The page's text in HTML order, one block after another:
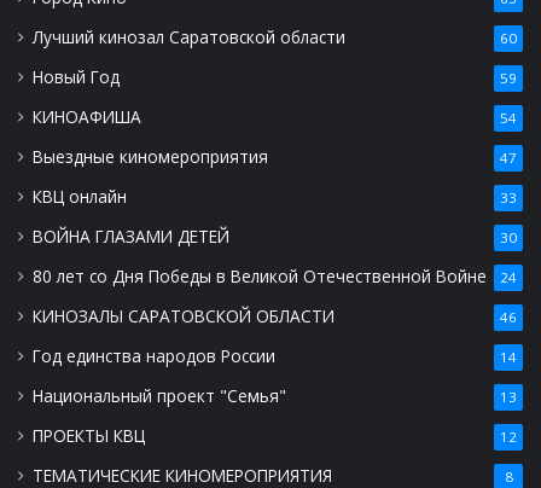
Лучший кинозал Саратовской области 60
Новый Год 59
КИНОАФИША 54
Выездные киномероприятия 47
КВЦ онлайн 33
ВОЙНА ГЛАЗАМИ ДЕТЕЙ 30
80 лет со Дня Победы в Великой Отечественной Войне 24
КИНОЗАЛЫ САРАТОВСКОЙ ОБЛАСТИ 46
Год единства народов России 14
Национальный проект "Семья" 13
ПРОЕКТЫ КВЦ 12
ТЕМАТИЧЕСКИЕ КИНОМЕРОПРИЯТИЯ 8